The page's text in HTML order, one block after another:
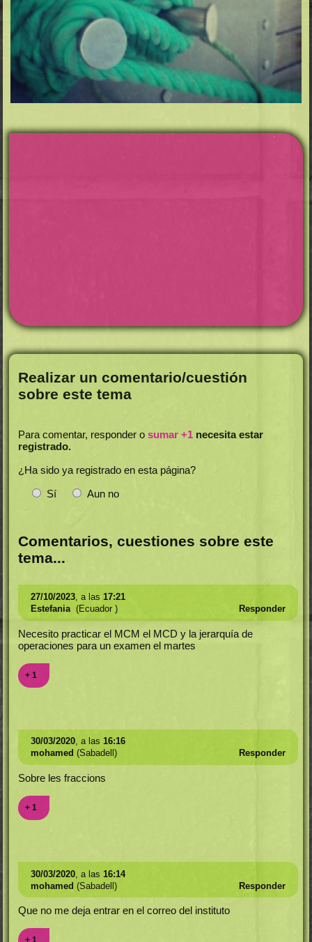
Realizar un comentario/cuestión
sobre este tema
Para comentar, responder osumar +1 necesita estar
registrado.
¿Ha sido ya registrado en esta página?
Sí
Aun no
Comentarios, cuestiones sobre este
tema...
27/10/2023, a las 17:21
Estefania (Ecuador ) Responder
Necesito practicar el MCM el MCD y la jerarquía de
operaciones para un examen el martes
+ 1
30/03/2020, a las 16:16
mohamed (Sabadell) Responder
Sobre les fraccions
+ 1
30/03/2020, a las 16:14
mohamed (Sabadell) Responder
Que no me deja entrar en el correo del instituto